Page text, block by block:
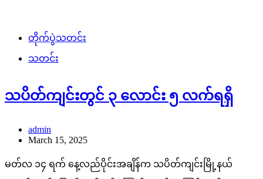
တိုက်ပွဲသတင်း
သတင်း
သပိတ်ကျင်းတွင် ၃ လောင်း ၅ လက်ရရှိ
admin
March 15, 2025
မတ်လ ၁၄ ရက် နေ့လည်ပိုင်းအချိန်က သပိတ်ကျင်းမြို့နယ်